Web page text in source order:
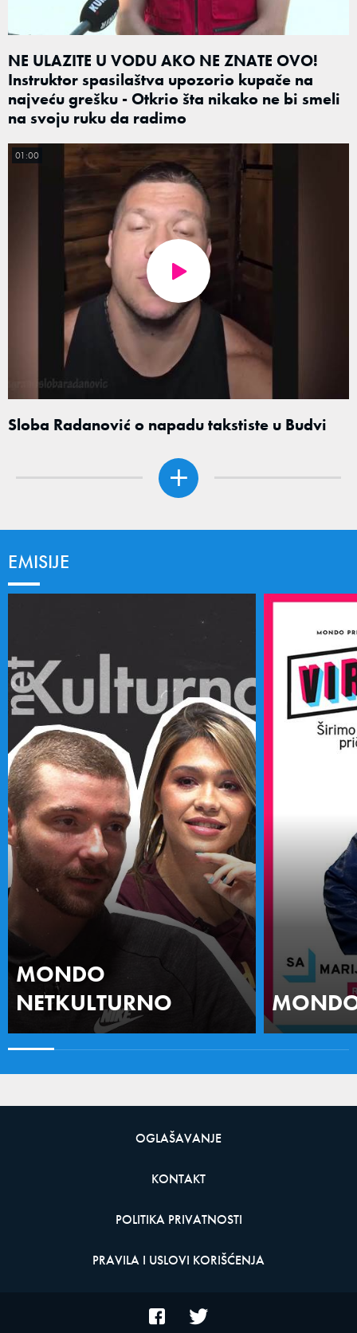
NE ULAZITE U VODU AKO NE ZNATE OVO!
Instruktor spasilaštva upozorio kupače na
najveću grešku - Otkrio šta nikako ne bi smeli
na svoju ruku da radimo
Sloba Radanović o napadu takstiste u Budvi
01:00
EMISIJE
MONDO
NETKULTURNO
OGLAŠAVANJE
KONTAKT
POLITIKA PRIVATNOSTI
PRAVILA I USLOVI KORIŠĆENJA